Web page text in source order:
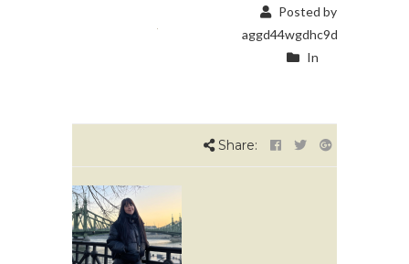
Posted by
aggd44wgdhc9d
In
Share: